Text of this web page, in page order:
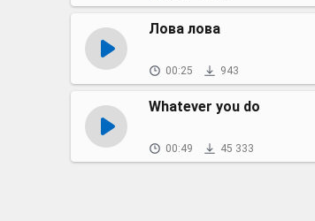
Лова лова
00:25 943
Whatever you do
00:49 45 333